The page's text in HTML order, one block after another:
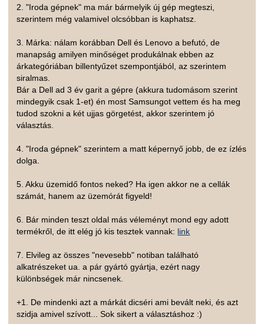
2. "Iroda gépnek" ma már bármelyik új gép megteszi,
szerintem még valamivel olcsóbban is kaphatsz.
3. Márka: nálam korábban Dell és Lenovo a befutó, de
manapság amilyen minőséget produkálnak ebben az
árkategóriában billentyűzet szempontjából, az szerintem
siralmas.
Bár a Dell ad 3 év garit a gépre (akkura tudomásom szerint
mindegyik csak 1-et) én most Samsungot vettem és ha meg
tudod szokni a két ujjas görgetést, akkor szerintem jó
választás.
4. "Iroda gépnek" szerintem a matt képernyő jobb, de ez ízlés
dolga.
5. Akku üzemidő fontos neked? Ha igen akkor ne a cellák
számát, hanem az üzemórát figyeld!
6. Bár minden teszt oldal más véleményt mond egy adott
termékről, de itt elég jó kis tesztek vannak: link
7. Elvileg az összes "nevesebb" notiban található
alkatrészeket ua. a pár gyártó gyártja, ezért nagy
különbségek már nincsenek.
+1. De mindenki azt a márkát dicséri ami bevált neki, és azt
szidja amivel szívott... Sok sikert a választáshoz :)